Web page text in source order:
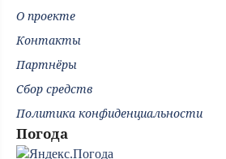
О проекте
Контакты
Партнёры
Сбор средств
Политика конфиденциальности
Погода